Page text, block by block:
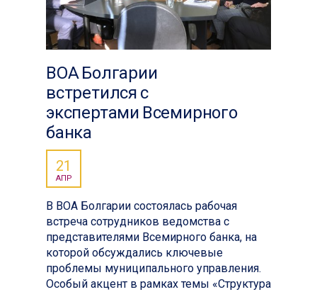
ВОА Болгарии
встретился с
экспертами Всемирного
банка
21
АПР
В ВОА Болгарии состоялась рабочая
встреча сотрудников ведомства с
представителями Всемирного банка, на
которой обсуждались ключевые
проблемы муниципального управления.
Особый акцент в рамках темы «Структура